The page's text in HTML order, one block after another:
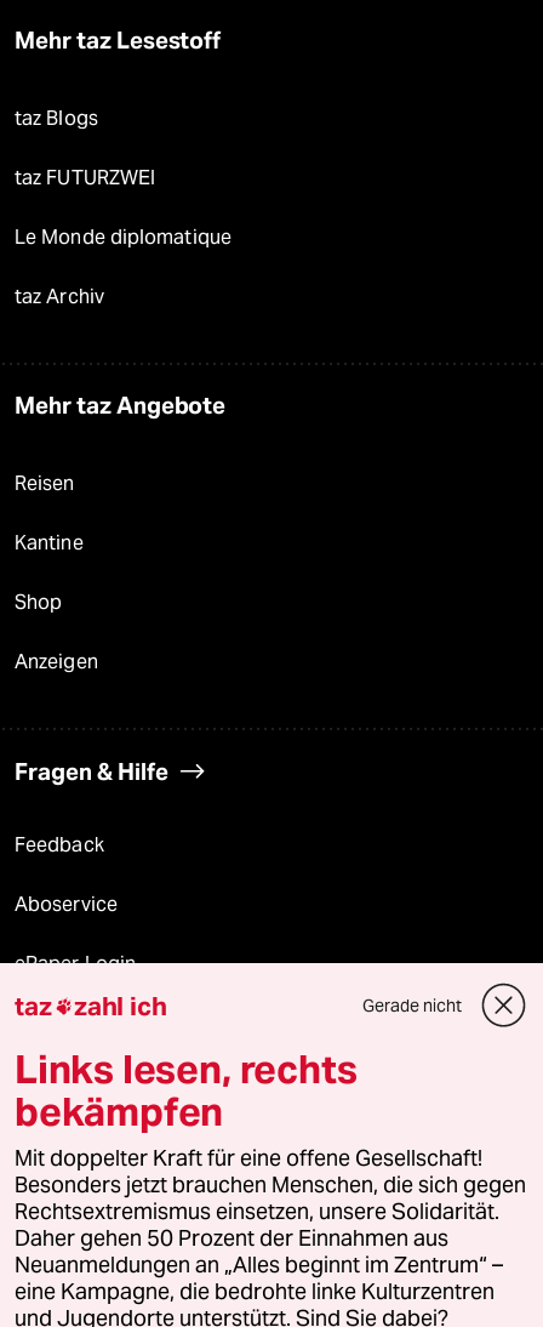
Mehr taz Lesestoff
taz Blogs
taz FUTURZWEI
Le Monde diplomatique
taz Archiv
Mehr taz Angebote
Reisen
Kantine
Shop
Anzeigen
Fragen & Hilfe
Feedback
Aboservice
ePaper Login
Downloads für Abonnierende
© 2026 taz Verlags und Vertriebs GmbH
Alle Rechte vorbehalten. Bei rechtlichen Fragen oder für Genehmigungen
wenden Sie sich bitte an
lizenzen@taz.de
Feedback Redaktionsstatut Kommune-Richtlinien
Leitlinie Informant Datenschutz Impressum AGB
taz zahl ich Gerade nicht
Links lesen, rechts
bekämpfen
Mit doppelter Kraft für eine offene Gesellschaft!
Besonders jetzt brauchen Menschen, die sich gegen
Rechtsextremismus einsetzen, unsere Solidarität.
Daher gehen 50 Prozent der Einnahmen aus
Neuanmeldungen an „Alles beginnt im Zentrum“ –
eine Kampagne, die bedrohte linke Kulturzentren
und Jugendorte unterstützt. Sind Sie dabei?